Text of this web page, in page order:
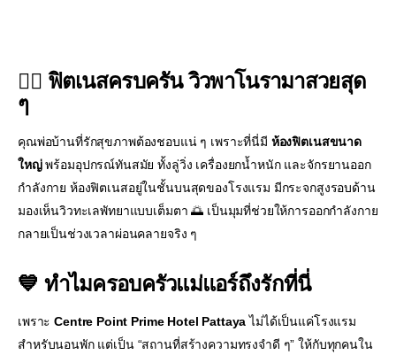
🏋️‍♀️ ฟิตเนสครบครัน วิวพาโนรามาสวยสุด
ๆ
คุณพ่อบ้านที่รักสุขภาพต้องชอบแน่ ๆ เพราะที่นี่มี ห้องฟิตเนสขนาด
ใหญ่พร้อมอุปกรณ์ทันสมัย ทั้งลู่วิ่ง เครื่องยกน้ำหนัก และจักรยานออก
กำลังกาย ห้องฟิตเนสอยู่ในชั้นบนสุดของโรงแรม มีกระจกสูงรอบด้าน
มองเห็นวิวทะเลพัทยาแบบเต็มตา 🌅 เป็นมุมที่ช่วยให้การออกกำลังกาย
กลายเป็นช่วงเวลาผ่อนคลายจริง ๆ
💙 ทำไมครอบครัวแม่แอร์ถึงรักที่นี่
เพราะCentre Point Prime Hotel Pattayaไม่ได้เป็นแค่โรงแรม
สำหรับนอนพัก แต่เป็น “สถานที่สร้างความทรงจำดี ๆ” ให้กับทุกคนใน